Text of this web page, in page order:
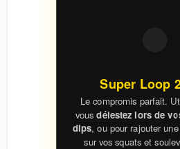
Super Loop
Le compromis parfait.
vousdélestez lors de
dips, ou pour rajouter
sur vos squats et